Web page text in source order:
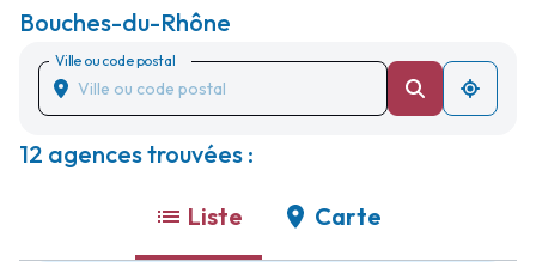
Bouches-du-Rhône
Ville ou code postal
12 agences trouvées :
Liste Carte